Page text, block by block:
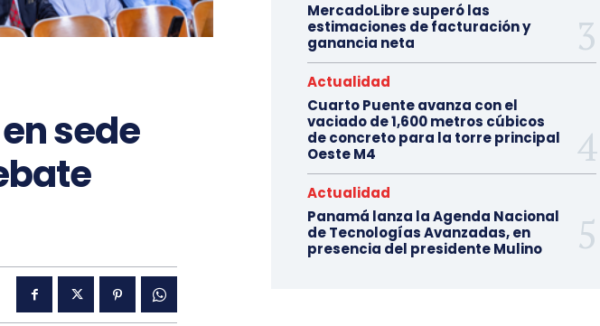
sede
MercadoLibre superó las
estimaciones de facturación y
ganancia neta
Actualidad
Cuarto Puente avanza con el
vaciado de 1,600 metros cúbicos
de concreto para la torre principal
Oeste M4
Actualidad
Panamá lanza la Agenda Nacional
de Tecnologías Avanzadas, en
presencia del presidente Mulino